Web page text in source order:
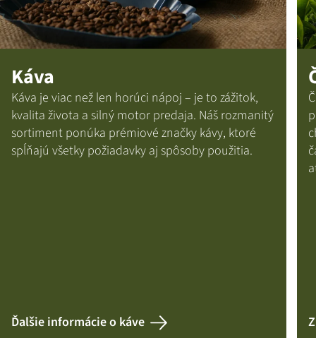
Káva
Káva je viac než len horúci nápoj – je to zážitok,
kvalita života a silný motor predaja. Náš rozmanitý
sortiment ponúka prémiové značky kávy, ktoré
spĺňajú všetky požiadavky aj spôsoby použitia.
Ďalšie informácie o káve